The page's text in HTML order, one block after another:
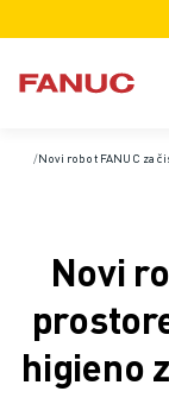
PREGLED IZDELKA
FUNKCIJE/
SIMULACIJA -
TRAJNOSTNI
IZOBRAŽEVALNI
Domov/Novice in
/Novi robot FANUC za
Novi
higieno